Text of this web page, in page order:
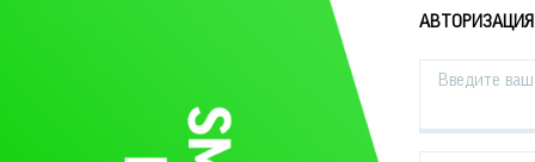
АВТОРИЗАЦИЯ
Введите